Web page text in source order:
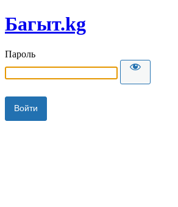
Багыт.kg
Пароль